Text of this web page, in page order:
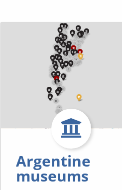
Argentine
museums